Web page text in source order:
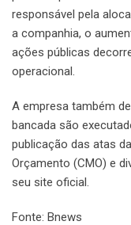
responsável pela
a companhia, o
ações públicas
operacional.
A empresa também
bancada são
publicação das atas
Orçamento (CMO) e
seu site oficial.
Fonte: Bnews